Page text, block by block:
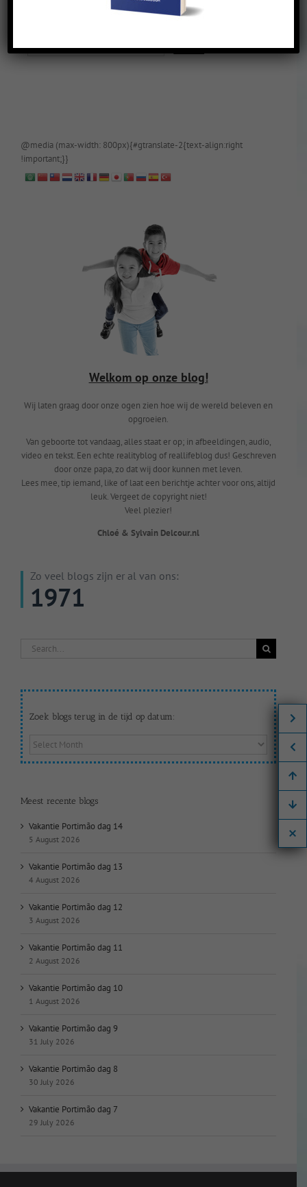
@media (max-width: 800px){#gtranslate-2{text-align:right
!important;}}
Welkom op onze blog!
Wij laten graag door onze ogen zien hoe wij de wereld beleven en
opgroeien.
Van geboorte tot vandaag, alles staat er op; in afbeeldingen, audio,
video en tekst. Een echte realityblog of reallifeblog dus! Geschreven
door onze papa, zo dat wij door kunnen met leven.
Lees mee, tip iemand, like of laat een berichtje achter voor ons, altijd
leuk. Vergeet de copyright niet!
Veel plezier!
Chloé & Sylvain Delcour.nl
Zo veel blogs zijn er al van ons:
1971
Search
Zoek blogs terug in de tijd op datum:
Zoek
op
datum:
Meest recente blogs
Vakantie Portimão dag 14
5 August 2026
Vakantie Portimão dag 13
4 August 2026
Vakantie Portimão dag 12
3 August 2026
Vakantie Portimão dag 11
2 August 2026
Vakantie Portimão dag 10
1 August 2026
Vakantie Portimão dag 9
31 July 2026
Vakantie Portimão dag 8
30 July 2026
Vakantie Portimão dag 7
29 July 2026